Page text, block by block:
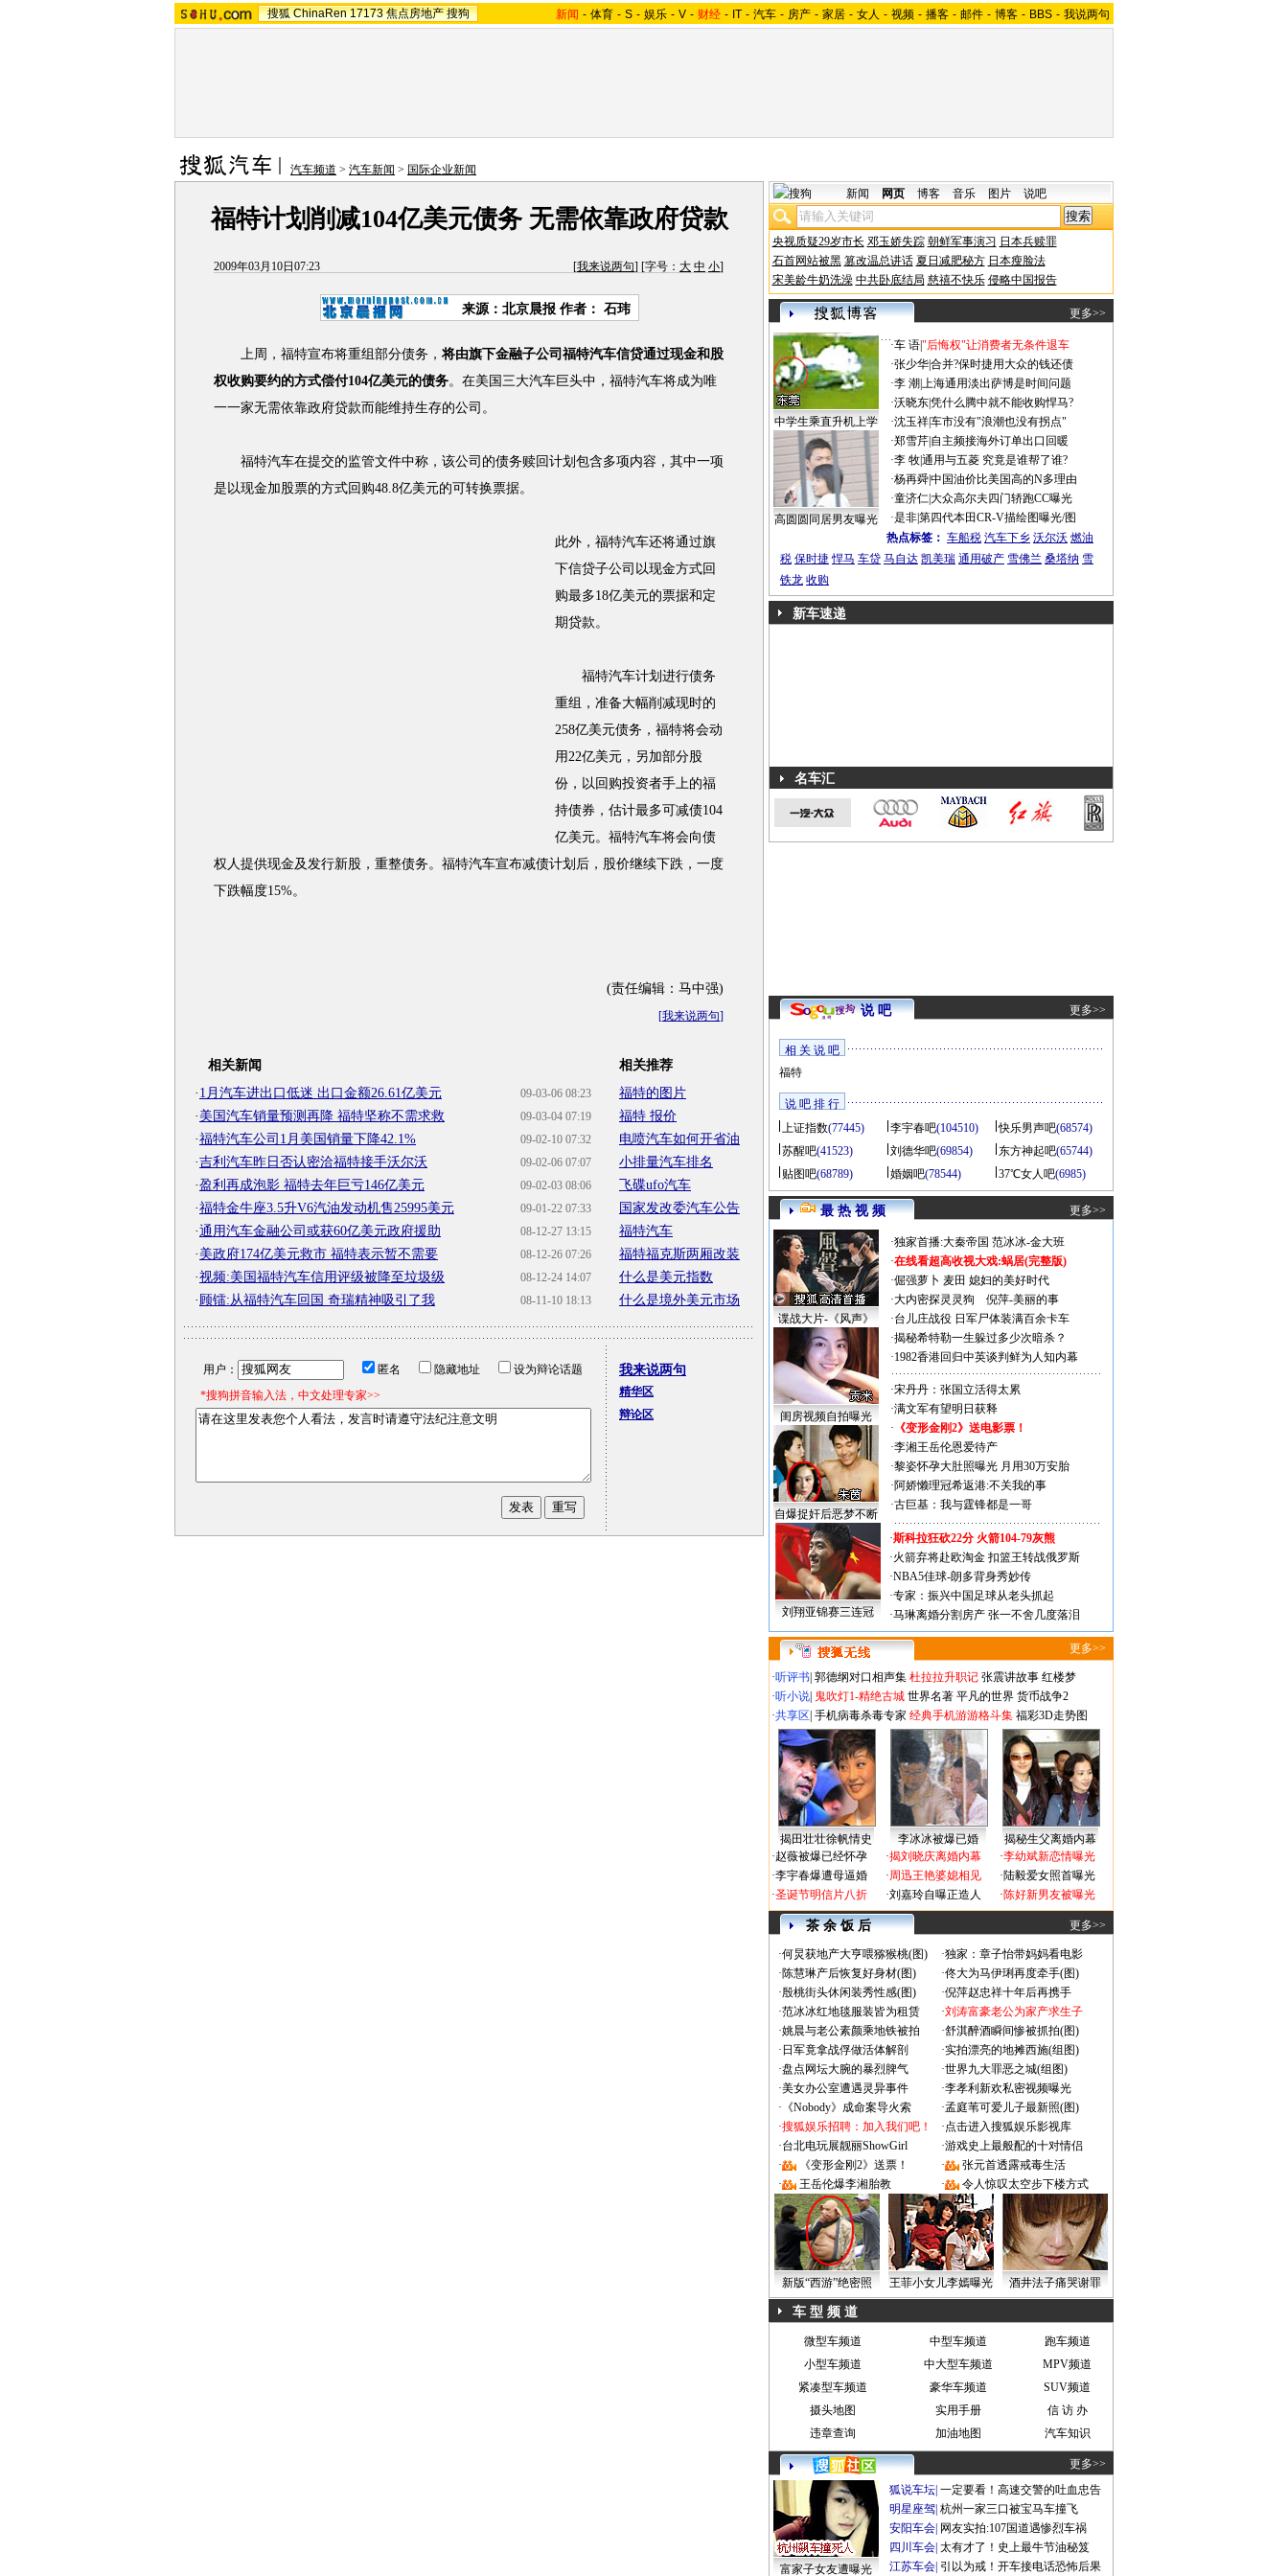
搜狐 ChinaRen 17173 焦点房地产 搜狗 新闻 - 体育 - S - 娱乐 - V - 财经 - IT - 汽车 - 房产 - 家居 - 女人 - 视频 - 播客 - 邮件 - 博客 - BBS - 我说两句
汽车频道 > 汽车新闻 > 国际企业新闻
福特计划削减104亿美元债务 无需依靠政府贷款
2009年03月10日07:23 [我来说两句] [字号： 大 中 小]
来源：北京晨报 作者： 石玮
上周，福特宣布将重组部分债务，将由旗下金融子公司福特汽车信贷通过现金和股
权收购要约的方式偿付104亿美元的债务。在美国三大汽车巨头中，福特汽车将成为唯
一一家无需依靠政府贷款而能维持生存的公司。
福特汽车在提交的监管文件中称，该公司的债务赎回计划包含多项内容，其中一项
是以现金加股票的方式回购48.8亿美元的可转换票据。
此外，福特汽车还将通过旗
下信贷子公司以现金方式回
购最多18亿美元的票据和定
期贷款。
福特汽车计划进行债务
重组，准备大幅削减现时的
258亿美元债务，福特将会动
用22亿美元，另加部分股
份，以回购投资者手上的福
持债券，估计最多可减债104
亿美元。福特汽车将会向债
权人提供现金及发行新股，重整债务。福特汽车宣布减债计划后，股价继续下跌，一度
下跌幅度15%。
(责任编辑：马中强)
[我来说两句]
相关新闻
09-03-06 08:23
· 1月汽车进出口低迷 出口金额26.61亿美元
09-03-04 07:19
· 美国汽车销量预测再降 福特坚称不需求救
09-02-10 07:32
·福特汽车公司1月美国销量下降42.1%
09-02-06 07:07
·吉利汽车昨日否认密洽福特接手沃尔沃
09-02-03 08:06
·盈利再成泡影 福特去年巨亏146亿美元
09-01-22 07:33
·福特金牛座3.5升V6汽油发动机售25995美元
08-12-27 13:15
·通用汽车金融公司或获60亿美元政府援助
08-12-26 07:26
· 美政府174亿美元救市 福特表示暂不需要
08-12-24 14:07
·视频:美国福特汽车信用评级被降至垃圾级
08-11-10 18:13
· 顾镭:从福特汽车回国 奇瑞精神吸引了我
相关推荐
福特的图片
福特 报价
电喷汽车如何开省油
小排量汽车排名
飞碟ufo汽车
国家发改委汽车公告
福特汽车
福特福克斯两厢改装
什么是美元指数
什么是境外美元市场
用户： 匿名 隐藏地址
设为辩论话题
*搜狗拼音输入法，中文处理专家>>
我来说两句
精华区
辩论区
新闻 网页 博客 音乐 图片 说吧
央视质疑29岁市长 邓玉娇失踪 朝鲜军事演习 日本兵赎罪
石首网站被黑 篡改温总讲话 夏日减肥秘方 日本瘦脸法
宋美龄牛奶洗澡 中共卧底结局 慈禧不快乐 侵略中国报告
更多>>
中学生乘直升机上学
高圆圆同居男友曝光
·车 语|"后悔权"让消费者无条件退车
·张少华|合并?保时捷用大众的钱还债
·李 潮 上海通用淡出萨博是时间问题
·沃晓东|凭什么腾中就不能收购悍马?
·沈玉祥|车市没有"浪潮也没有拐点"
·郑雪芹| 自主频接海外订单出口回暖
·李 牧|通用与五菱 究竟是谁帮了谁?
·杨再舜|中国油价比美国高的N多理由
·童济仁|大众高尔夫四门轿跑CC曝光
·是非|第四代本田CR-V描绘图曝光/图
热点标签： 车船税 汽车下乡 沃尔沃 燃油
税 保时捷 悍马 车贷 马自达 凯美瑞 通用破产 雪佛兰 桑塔纳 雪
铁龙 收购
新车速递
名车汇
说 吧 更多>>
相 关 说 吧
福特
说 吧 排 行
上证指数(77445) 李宇春吧(104510) 快乐男声吧(68574)
苏醒吧(41523) 刘德华吧(69854) 东方神起吧(65744)
贴图吧(68789) 婚姻吧(78544) 37℃女人吧(6985)
最 热 视 频 更多>>
谍战大片-《风声》
闺房视频自拍曝光
自爆捉奸后恶梦不断
·独家首播:大秦帝国 范冰冰-金大班
·在线看超高收视大戏:蜗居(完整版)
·倔强萝卜 麦田 媳妇的美好时代
·大内密探灵灵狗
倪萍-美丽的事
·台儿庄战役 日军尸体装满百余卡车
·揭秘希特勒一生躲过多少次暗杀？
·1982香港回归中英谈判鲜为人知内幕
·宋丹丹：张国立活得太累
·满文军有望明日获释
· 《变形金刚2》送电影票！
·李湘王岳伦恩爱待产
·黎姿怀孕大肚照曝光 月用30万安胎
·阿娇懒理冠希返港:不关我的事
·古巨基：我与霆锋都是一哥
刘翔亚锦赛三连冠
·斯科拉狂砍22分 火箭104-79灰熊
·火箭弃将赴欧淘金 扣篮王转战俄罗斯
·NBA5佳球-朗多背身秀妙传
·专家：振兴中国足球从老头抓起
·马琳离婚分割房产 张一不舍几度落泪
更多>>
·听评书 郭德纲对口相声集 杜拉拉升职记 张震讲故事 红楼梦
·听小说 鬼吹灯1-精绝古城 世界名著 平凡的世界 货币战争2
·共享区 手机病毒杀毒专家 经典手机游游格斗集 福彩3D走势图
揭田壮壮徐帆情史 李冰冰被爆已婚
揭秘生父离婚内幕
·赵薇被爆已经怀孕
·李宇春爆遭母逼婚
·圣诞节明信片八折
·揭刘晓庆离婚内幕
·周迅王艳婆媳相见
·刘嘉玲自曝正造人
·李幼斌新恋情曝光
·陆毅爱女照首曝光
·陈好新男友被曝光
茶 余 饭 后 更多>>
·何炅获地产大亨喂猕猴桃(图) ·独家：章子怡带妈妈看电影
·陈慧琳产后恢复好身材(图) ·佟大为马伊琍再度牵手(图)
·殷桃街头休闲装秀性感(图) ·倪萍赵忠祥十年后再携手
·范冰冰红地毯服装皆为租赁 ·刘涛富豪老公为家产求生子
·姚晨与老公素颜乘地铁被拍 ·舒淇醉酒瞬间惨被抓拍(图)
· 日军竟拿战俘做活体解剖 ·实拍漂亮的地摊西施(组图)
·盘点网坛大腕的暴烈脾气 ·世界九大罪恶之城(组图)
·美女办公室遭遇灵异事件 ·李孝利新欢私密视频曝光
· 《Nobody》成命案导火索 ·孟庭苇可爱儿子最新照(图)
·搜狐娱乐招聘：加入我们吧！ ·点击进入搜狐娱乐影视库
·台北电玩展靓丽ShowGirl ·游戏史上最般配的十对情侣
·
《变形金刚2》送票！ ·
张元首透露戒毒生活
·
王岳伦爆李湘胎教 · 令人惊叹太空步下楼方式
新版“西游”绝密照 王菲小女儿李嫣曝光 酒井法子痛哭谢罪
车 型 频 道
微型车频道 中型车频道
跑车频道
小型车频道
中大型车频道
MPV频道
紧凑型车频道
豪华车频道
SUV频道
摄头地图
实用手册
信 访 办
违章查询
加油地图 汽车知识
更多>>
富家子女友遭曝光
狐说车坛 一定要看！高速交警的吐血忠告
明星座驾 杭州一家三口被宝马车撞飞
安阳车会 网友实拍:107国道遇惨烈车祸
四川车会 太有才了！史上最牛节油秘笈
江苏车会 引以为戒！开车接电话恐怖后果